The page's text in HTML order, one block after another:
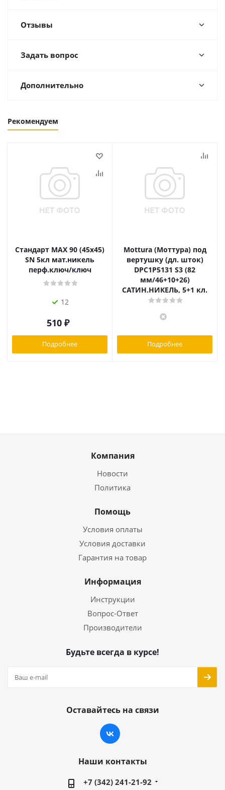
Отзывы
Задать вопрос
Дополнительно
Рекомендуем
Стандарт MAX 90 (45х45)
SN 5кл мат.никель
перф.ключ/ключ
12
510 ₽
Подробнее
Mottura (Моттура) под
вертушку (дл. шток)
DPC1P5131 S3 (82
мм/46+10+26)
САТИН.НИКЕЛЬ, 5+1 кл.
Подробнее
Компания
Новости
Политика
Помощь
Условия оплаты
Условия доставки
Гарантия на товар
Информация
Инструкции
Вопрос-Ответ
Производители
Будьте всегда в курсе!
Оставайтесь на связи
Наши контакты
+7 (342) 241-21-92